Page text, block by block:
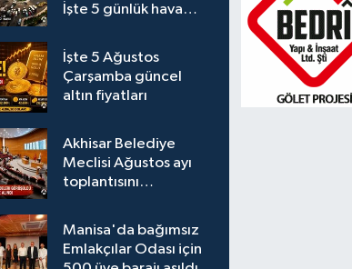
İşte 5 günlük hava
İşte 5 Ağustos
Çarşamba güncel
altın fiyatları
Akhisar Belediye
Meclisi Ağustos ayı
toplantısını
Manisa'da bağımsız
Emlakçılar Odası için